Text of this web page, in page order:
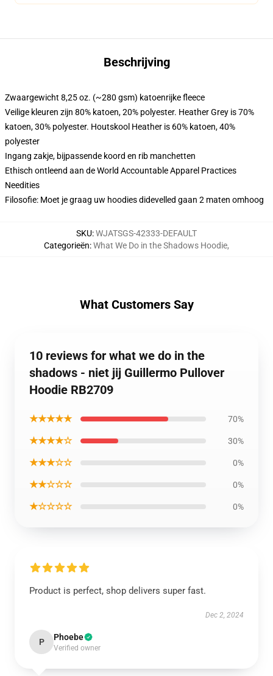
Beschrijving
Zwaargewicht 8,25 oz. (~280 gsm) katoenrijke fleece
Veilige kleuren zijn 80% katoen, 20% polyester. Heather Grey is 70%
katoen, 30% polyester. Houtskool Heather is 60% katoen, 40%
polyester
Ingang zakje, bijpassende koord en rib manchetten
Ethisch ontleend aan de World Accountable Apparel Practices
Needities
Filosofie: Moet je graag uw hoodies didevelled gaan 2 maten omhoog
SKU:WJATSGS-42333-DEFAULT
Categorieën:What We Do in the Shadows Hoodie,
What Customers Say
10 reviews for what we do in the
shadows - niet jij Guillermo Pullover
Hoodie RB2709
★★★★★ 70%
★★★★☆ 30%
★★★☆☆ 0%
★★☆☆☆ 0%
★☆☆☆☆ 0%
Product is perfect, shop delivers super fast.
Dec 2, 2024
P Phoebe
Verified owner